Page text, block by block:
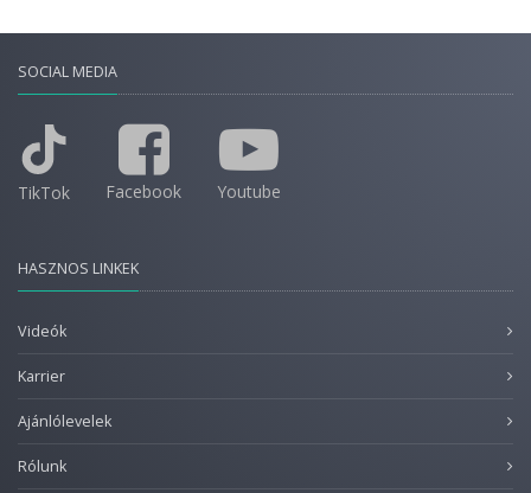
SOCIAL MEDIA
TikTok Facebook Youtube
HASZNOS LINKEK
Videók
Karrier
Ajánlólevelek
Rólunk